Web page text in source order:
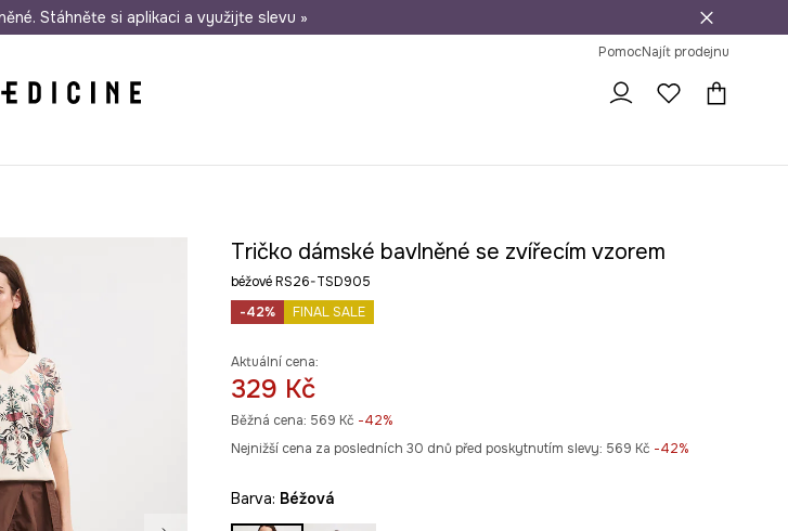
Odeslání i do 24 hodin 30 dní na vrácení zboží
Stáhněte si aplikaci a využijte slevu »
PomocNajít prodejnu
Tričko dámské bavlněné se zvířecím vzorem
béžové RS26-TSD905
-42%
FINAL SALE
Aktuální cena:
329 Kč
Běžná cena: 569 Kč -42%
Nejnižší cena za posledních 30 dnů před poskytnutím slevy: 569 Kč -42%
Barva: béžová